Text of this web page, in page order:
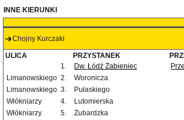
INNE KIERUNKI
Chojny Kurczaki
ULICA PRZYSTANEK
1.
Dw. Łódź Żabieniec
Limanowskiego 2.
Woronicza
Limanowskiego 3.
Pułaskiego
Włókniarzy
4.
Lutomierska
Włókniarzy
5.
Żubardzka